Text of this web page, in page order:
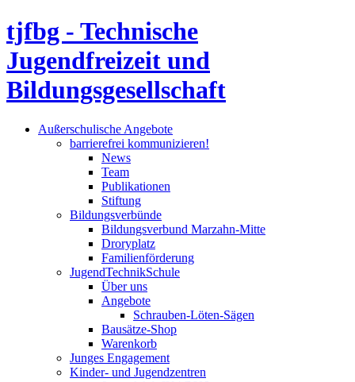
tjfbg - Technische
Jugendfreizeit und
Bildungsgesellschaft
Außerschulische Angebote
barrierefrei kommunizieren!
News
Team
Publikationen
Stiftung
Bildungsverbünde
Bildungsverbund Marzahn-Mitte
Droryplatz
Familienförderung
JugendTechnikSchule
Über uns
Angebote
Schrauben-Löten-Sägen
Bausätze-Shop
Warenkorb
Junges Engagement
Kinder- und Jugendzentren